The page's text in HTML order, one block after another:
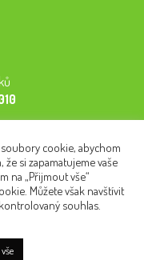
kartu. Z peněz
cookie, abychom
si zapamatujeme vaše
na „Přijmout vše“
Můžete však navštívit
souhlas.